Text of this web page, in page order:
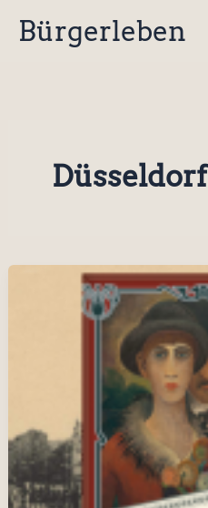
InhaltBürgerleben
Düsseldorf